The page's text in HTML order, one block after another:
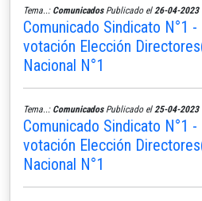
Tema..: ComunicadosPublicado el 26-04-2023
Comunicado Sindicato N°1
votación Elección
Nacional N°1
Tema..: ComunicadosPublicado el 25-04-2023
Comunicado Sindicato N°1
votación Elección
Nacional N°1